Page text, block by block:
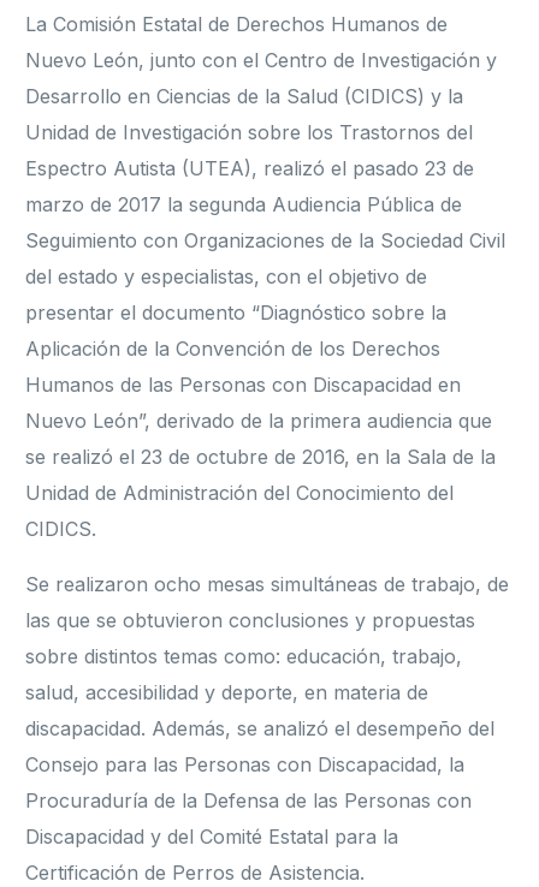
La Comisión Estatal de Derechos Humanos de
Nuevo León, junto con el Centro de Investigación y
Desarrollo en Ciencias de la Salud (CIDICS) y la
Unidad de Investigación sobre los Trastornos del
Espectro Autista (UTEA), realizó el pasado 23 de
marzo de 2017 la segunda Audiencia Pública de
Seguimiento con Organizaciones de la Sociedad Civil
del estado y especialistas, con el objetivo de
presentar el documento “Diagnóstico sobre la
Aplicación de la Convención de los Derechos
Humanos de las Personas con Discapacidad en
Nuevo León”, derivado de la primera audiencia que
se realizó el 23 de octubre de 2016, en la Sala de la
Unidad de Administración del Conocimiento del
CIDICS.
Se realizaron ocho mesas simultáneas de trabajo, de
las que se obtuvieron conclusiones y propuestas
sobre distintos temas como: educación, trabajo,
salud, accesibilidad y deporte, en materia de
discapacidad. Además, se analizó el desempeño del
Consejo para las Personas con Discapacidad, la
Procuraduría de la Defensa de las Personas con
Discapacidad y del Comité Estatal para la
Certificación de Perros de Asistencia.